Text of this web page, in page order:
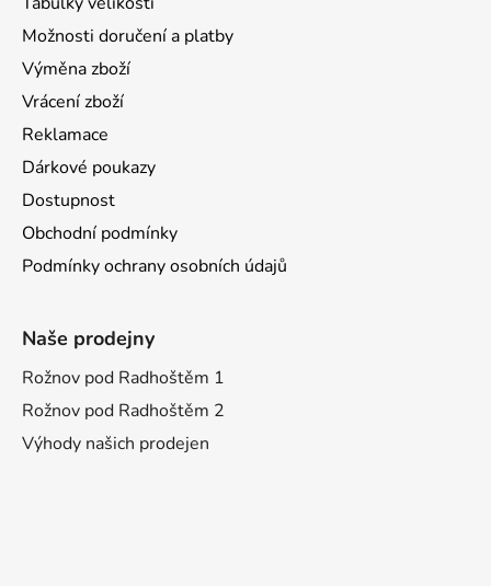
Možnosti doručení a platby
Výměna zboží
Vrácení zboží
Reklamace
Dárkové poukazy
Dostupnost
Obchodní podmínky
Podmínky ochrany osobních údajů
Naše prodejny
Rožnov pod Radhoštěm 1
Rožnov pod Radhoštěm 2
Výhody našich prodejen